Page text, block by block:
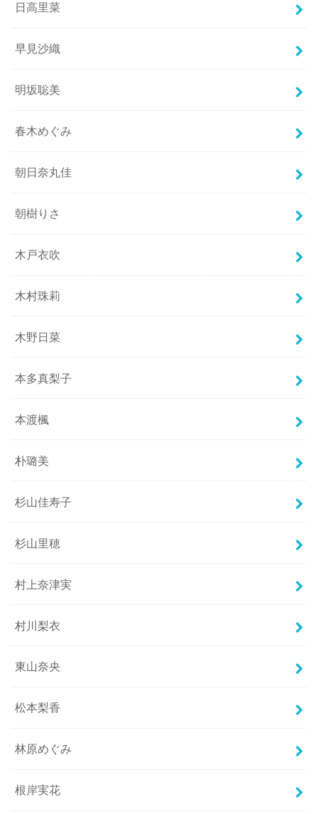
日高里菜
早見沙織
明坂聡美
春木めぐみ
朝日奈丸佳
朝樹りさ
木戸衣吹
木村珠莉
木野日菜
本多真梨子
本渡楓
朴璐美
杉山佳寿子
杉山里穂
村上奈津実
村川梨衣
東山奈央
松本梨香
林原めぐみ
根岸実花